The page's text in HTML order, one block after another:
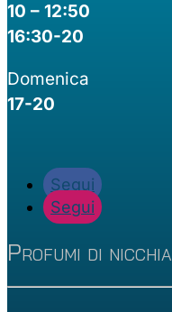
10 – 12:50
16:30-20
Domenica
17-20
Segui
Segui
Profumi di nicchia